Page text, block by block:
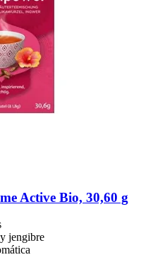
Active Bio, 30,60 g
jengibre